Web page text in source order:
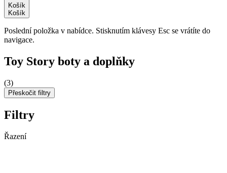
Košík
Košík
Poslední položka v nabídce. Stisknutím klávesy Esc se vrátíte do
navigace.
Toy Story boty a doplňky
(3)
Přeskočit filtry
Filtry
Řazení